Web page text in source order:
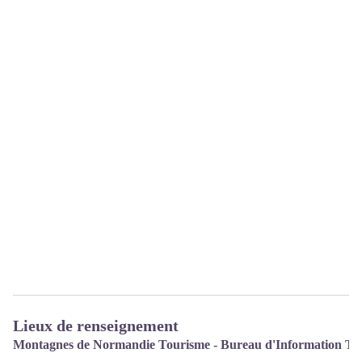
Lieux de renseignement
Montagnes de Normandie Tourisme - Bureau d'Information